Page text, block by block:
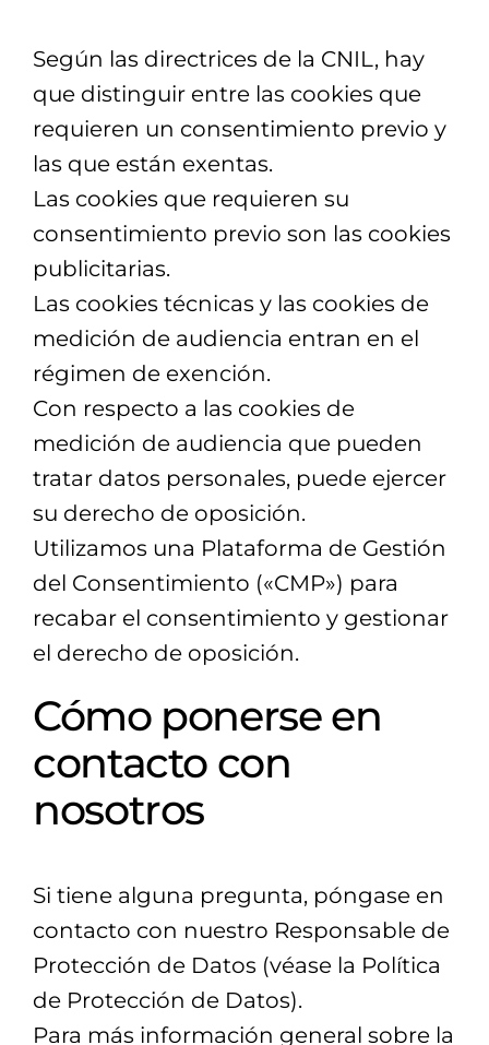
Según las directrices de la CNIL, hay
que distinguir entre las cookies que
requieren un consentimiento previo y
las que están exentas.
Las cookies que requieren su
consentimiento previo son las cookies
publicitarias.
Las cookies técnicas y las cookies de
medición de audiencia entran en el
régimen de exención.
Con respecto a las cookies de
medición de audiencia que pueden
tratar datos personales, puede ejercer
su derecho de oposición.
Utilizamos una Plataforma de Gestión
del Consentimiento («CMP») para
recabar el consentimiento y gestionar
el derecho de oposición.
Cómo ponerse en
contacto con
nosotros
Si tiene alguna pregunta, póngase en
contacto con nuestro Responsable de
Protección de Datos (véase la Política
de Protección de Datos).
Para más información general sobre la